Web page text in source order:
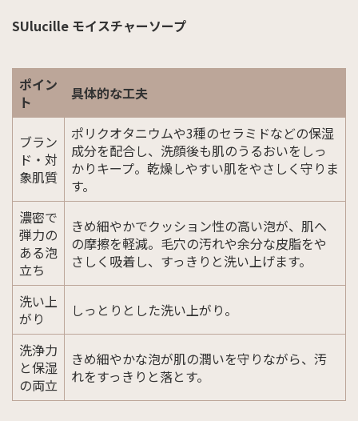
SUlucille モイスチャーソープ
ポイン
ト
具体的な工夫
ブラン
ド・対
象肌質
ポリクオタニウムや3種のセラミドなどの保湿
成分を配合し、洗顔後も肌のうるおいをしっ
かりキープ。乾燥しやすい肌をやさしく守りま
す。
濃密で
弾力の
ある泡
立ち
きめ細やかでクッション性の高い泡が、肌へ
の摩擦を軽減。毛穴の汚れや余分な皮脂をや
さしく吸着し、すっきりと洗い上げます。
洗い上
がり
しっとりとした洗い上がり。
洗浄力
と保湿
の両立
きめ細やかな泡が肌の潤いを守りながら、汚
れをすっきりと落とす。